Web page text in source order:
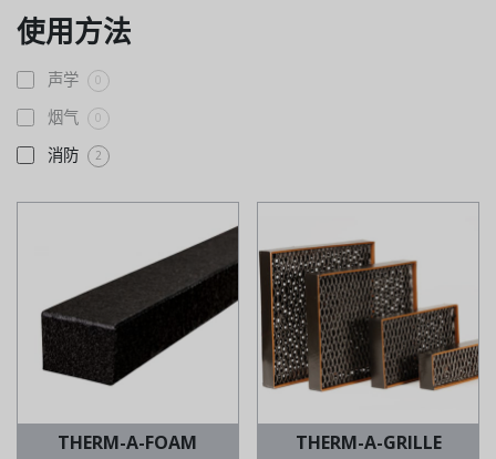
THERM-A-FOAM THERM-A-GRILLE
使用方法
声学 0
烟气 0
消防 2